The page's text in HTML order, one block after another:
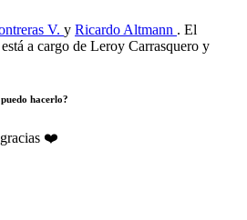
V. y Ricardo Altmann . El
a cargo de Leroy Carrasquero y
hacerlo?
gracias ❤️